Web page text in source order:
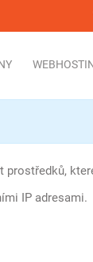
IP adresami.